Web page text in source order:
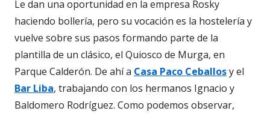
Le dan una oportunidad en la empresa Rosky
haciendo bollería, pero su vocación es la hostelería y
vuelve sobre sus pasos formando parte de la
plantilla de un clásico, el Quiosco de Murga, en
Parque Calderón. De ahí a Casa Paco Ceballosy el
Bar Liba, trabajando con los hermanos Ignacio y
Baldomero Rodríguez. Como podemos observar,